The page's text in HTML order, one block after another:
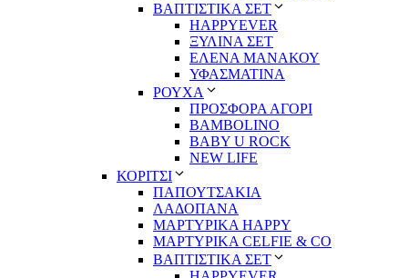
ΒΑΠΤΙΣΤΙΚΑ ΣΕΤ
HAPPYEVER
ΞΥΛΙΝΑ ΣΕΤ
ΕΛΕΝΑ ΜΑΝΑΚΟΥ
ΥΦΑΣΜΑΤΙΝΑ
ΡΟΥΧΑ
ΠΡΟΣΦΟΡΑ ΑΓΟΡΙ
BAMBOLINO
BABY U ROCK
NEW LIFE
ΚΟΡΙΤΣΙ
ΠΑΠΟΥΤΣΑΚΙΑ
ΛΑΔΟΠΑΝΑ
ΜΑΡΤΥΡΙΚΑ HAPPY
ΜΑΡΤΥΡΙΚΑ CELFIE & CO
ΒΑΠΤΙΣΤΙΚΑ ΣΕΤ